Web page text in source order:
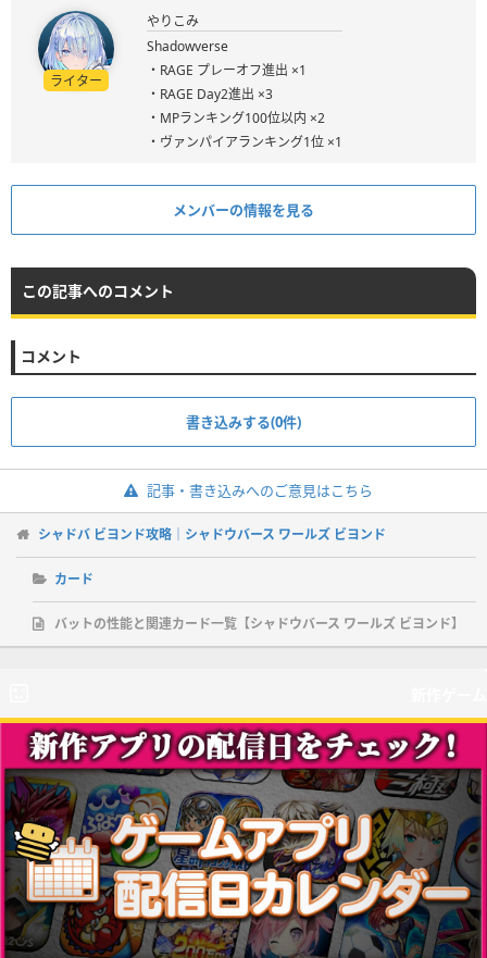
ライター
やりこみ
Shadowverse
・RAGE プレーオフ進出 ×1
・RAGE Day2進出 ×3
・MPランキング100位以内 ×2
・ヴァンパイアランキング1位 ×1
メンバーの情報を見る
この記事へのコメント
コメント
書き込みする(0件)
記事・書き込みへのご意見はこちら
シャドバ ビヨンド攻略｜シャドウバース ワールズ ビヨンド
カード
バットの性能と関連カード一覧【シャドウバース ワールズ ビヨンド】